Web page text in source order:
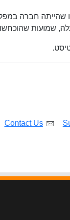
לסאלי אילמן מאז שנת
שמועות
Contact Us